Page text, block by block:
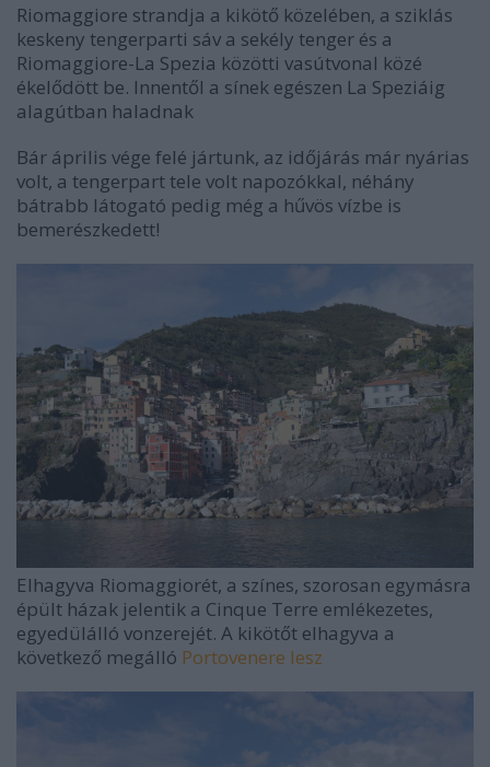
Riomaggiore strandja a kikötő közelében, a sziklás
keskeny tengerparti sáv a sekély tenger és a
Riomaggiore-La Spezia közötti vasútvonal közé
ékelődött be. Innentől a sínek egészen La Speziáig
alagútban haladnak
Bár április vége felé jártunk, az időjárás már nyárias
volt, a tengerpart tele volt napozókkal, néhány
bátrabb látogató pedig még a hűvös vízbe is
bemerészkedett!
Elhagyva Riomaggiorét, a színes, szorosan egymásra
épült házak jelentik a Cinque Terre emlékezetes,
egyedülálló vonzerejét. A kikötőt elhagyva a
következő megálló Portovenere lesz